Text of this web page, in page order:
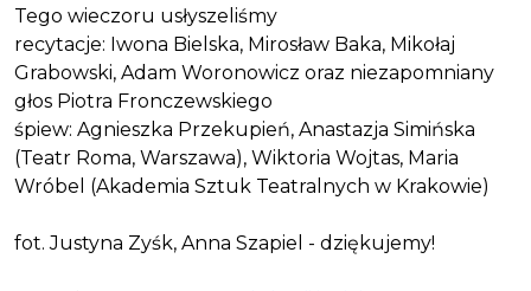
Tego wieczoru usłyszeliśmy
recytacje: Iwona Bielska, Mirosław Baka, Mikołaj
Grabowski, Adam Woronowicz oraz niezapomniany
głos Piotra Fronczewskiego
śpiew: Agnieszka Przekupień, Anastazja Simińska
(Teatr Roma, Warszawa), Wiktoria Wojtas, Maria
Wróbel (Akademia Sztuk Teatralnych w Krakowie)
fot. Justyna Zyśk, Anna Szapiel - dziękujemy!